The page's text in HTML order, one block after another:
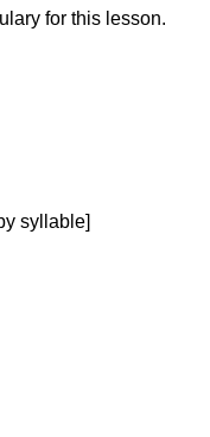
for this lesson.
syllable]